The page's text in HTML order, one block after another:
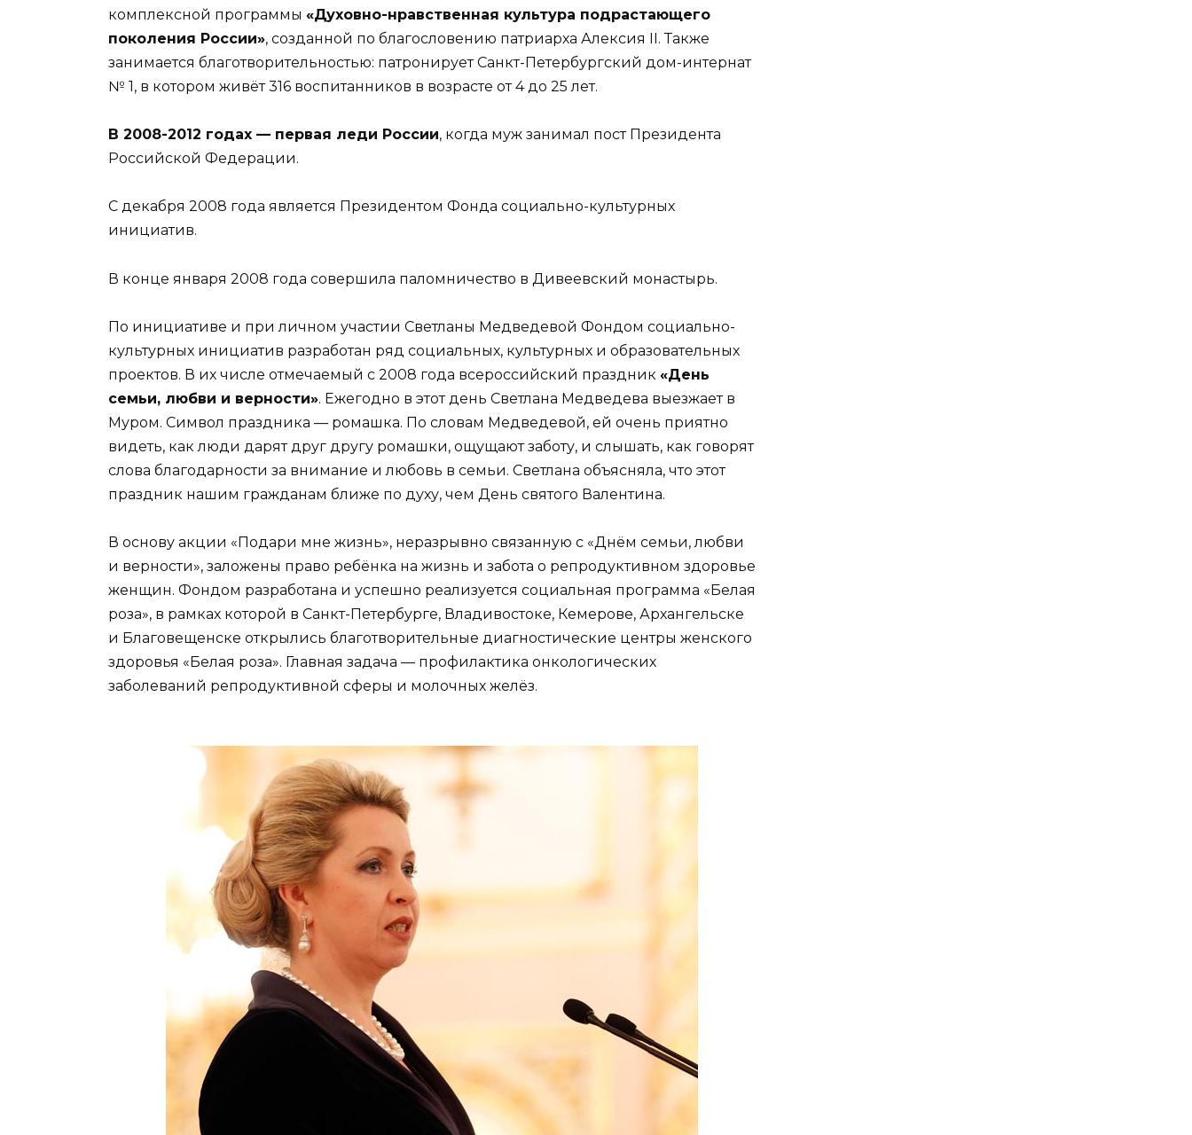
комплексной программы «Духовно-нравственная культура подрастающего
поколения России», созданной по благословению патриарха Алексия II. Также
занимается благотворительностью: патронирует Санкт-Петербургский дом-интернат
№ 1, в котором живёт 316 воспитанников в возрасте от 4 до 25 лет.
В 2008-2012 годах — первая леди России, когда муж занимал пост Президента
Российской Федерации.
С декабря 2008 года является Президентом Фонда социально-культурных
инициатив.
В конце января 2008 года совершила паломничество в Дивеевский монастырь.
По инициативе и при личном участии Светланы Медведевой Фондом социально-
культурных инициатив разработан ряд социальных, культурных и образовательных
проектов. В их числе отмечаемый с 2008 года всероссийский праздник «День
семьи, любви и верности». Ежегодно в этот день Светлана Медведева выезжает в
Муром. Символ праздника — ромашка. По словам Медведевой, ей очень приятно
видеть, как люди дарят друг другу ромашки, ощущают заботу, и слышать, как говорят
слова благодарности за внимание и любовь в семьи. Светлана объясняла, что этот
праздник нашим гражданам ближе по духу, чем День святого Валентина.
В основу акции «Подари мне жизнь», неразрывно связанную с «Днём семьи, любви
и верности», заложены право ребёнка на жизнь и забота о репродуктивном здоровье
женщин. Фондом разработана и успешно реализуется социальная программа «Белая
роза», в рамках которой в Санкт-Петербурге, Владивостоке, Кемерове, Архангельске
и Благовещенске открылись благотворительные диагностические центры женского
здоровья «Белая роза». Главная задача — профилактика онкологических
заболеваний репродуктивной сферы и молочных желёз.